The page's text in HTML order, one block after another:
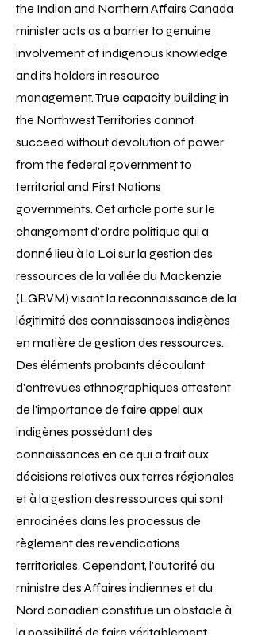
the Indian and Northern Affairs Canada
minister acts as a barrier to genuine
involvement of indigenous knowledge
and its holders in resource
management. True capacity building in
the Northwest Territories cannot
succeed without devolution of power
from the federal government to
territorial and First Nations
governments. Cet article porte sur le
changement d'ordre politique qui a
donné lieu à la Loi sur la gestion des
ressources de la vallée du Mackenzie
(LGRVM) visant la reconnaissance de la
légitimité des connaissances indigènes
en matière de gestion des ressources.
Des éléments probants découlant
d'entrevues ethnographiques attestent
de l'importance de faire appel aux
indigènes possédant des
connaissances en ce qui a trait aux
décisions relatives aux terres régionales
et à la gestion des ressources qui sont
enracinées dans les processus de
règlement des revendications
territoriales. Cependant, l'autorité du
ministre des Affaires indiennes et du
Nord canadien constitue un obstacle à